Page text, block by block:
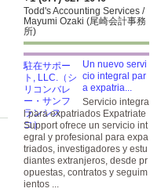
Todd's Accounting Services /
Mayumi Ozaki (尾崎会計事務
所)
Un nuevo servi
cio integral par
a expatria...
Servicio integra
l para expatriados Expatriate
Support ofrece un servicio int
egral y profesional para expa
triados, investigadores y estu
diantes extranjeros, desde pr
opuestas, contratos y seguim
ientos ...